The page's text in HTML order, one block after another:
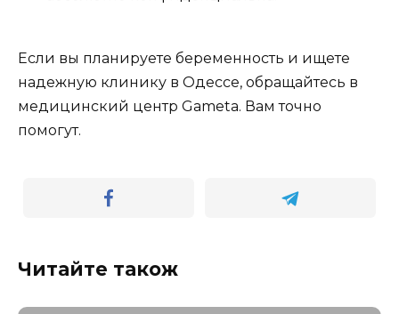
Если вы планируете беременность и ищете
надежную клинику в Одессе, обращайтесь в
медицинский центр Gameta. Вам точно
помогут.
Читайте також